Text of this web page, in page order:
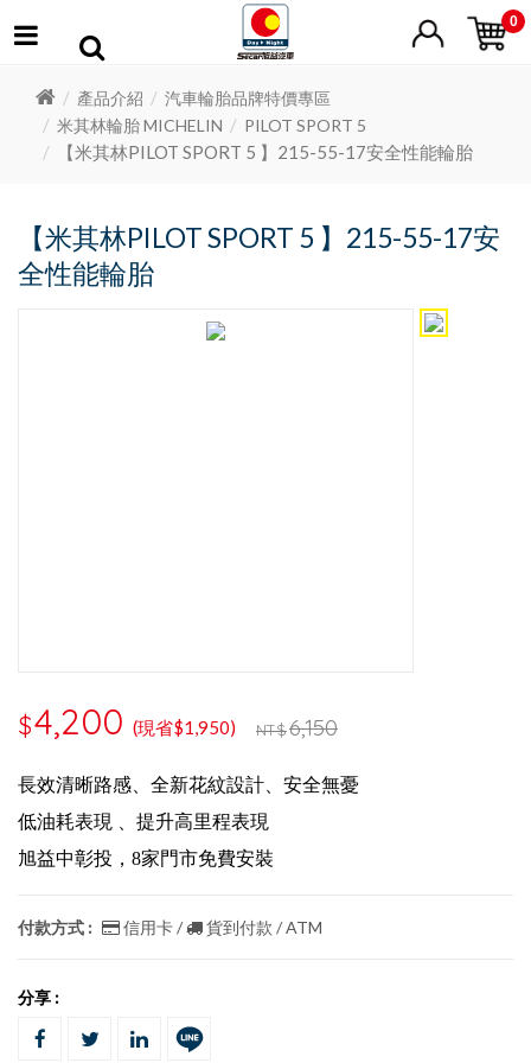
0
產品介紹
汽車輪胎品牌特價專區
米其林輪胎 MICHELIN
PILOT SPORT 5
【米其林PILOT SPORT 5 】215-55-17安全性能輪胎
【米其林PILOT SPORT 5 】215-55-17安
全性能輪胎
$4,200 (現省$1,950) NT$6,150
長效清晰路感、全新花紋設計、安全無憂
低油耗表現 、提升高里程表現
旭益中彰投，8家門市免費安裝
付款方式 : 信用卡 / 貨到付款 / ATM
分享 :